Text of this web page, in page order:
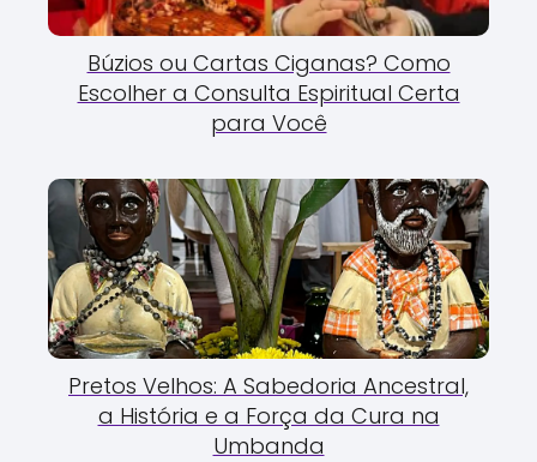
Búzios ou Cartas Ciganas? Como
Escolher a Consulta Espiritual Certa
para Você
Pretos Velhos: A Sabedoria Ancestral,
a História e a Força da Cura na
Umbanda